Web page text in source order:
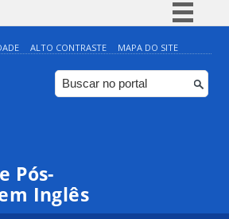
Simplifique!
Comunica BR
Participe
ALTO CONTRASTE MAPA DO SITE
Pós-
Inglês